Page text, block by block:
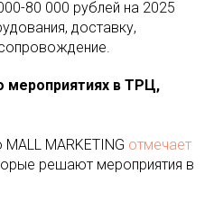
80 000 рублей на 2025
доставку,
мероприятиях в ТРЦ,
MARKETING отмечает
решают мероприятия в